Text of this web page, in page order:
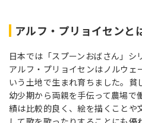
アルフ・プリョイセンと
日本では「スプーンおばさん」シ
アルフ・プリョイセンはノルウ
いう土地で生まれ育ちました。
幼少期から両親を手伝って農場
績は比較的良く、絵を描くことや